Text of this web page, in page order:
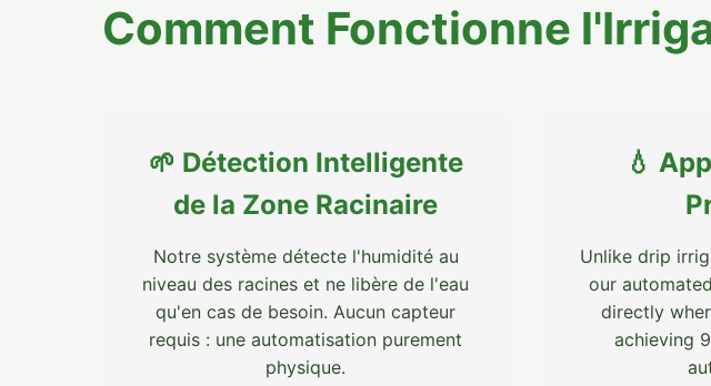
Comment Fonctionne
🌱 Détection Intelligente
de la Zone Racinaire
Notre système détecte l'humidité au
niveau des racines et ne libère de l'eau
qu'en cas de besoin. Aucun capteur
requis : une automatisation purement
physique.
💧
Unlike drip
our
directly
achieving